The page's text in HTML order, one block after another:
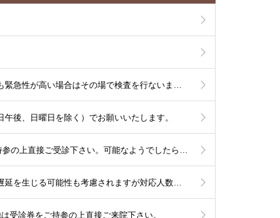
後、日曜日を除く）でお願いいたします。
受診券をご持参の上直接ご来院下さい。